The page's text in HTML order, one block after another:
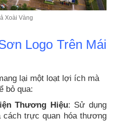
Xoài Vàng
Logo Trên Mái
lại một loạt lợi ích mà
bỏ qua:
Thương Hiệu: Sử dụng
trực quan hóa thương